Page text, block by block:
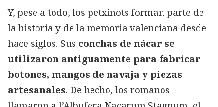
Y, pese a todo, los petxinots forman parte de
la historia y de la memoria valenciana desde
hace siglos. Sus conchas de nácar se
utilizaron antiguamente para fabricar
botones, mangos de navaja y piezas
artesanales. De hecho, los romanos